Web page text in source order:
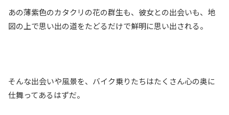
あの薄紫色のカタクリの花の群生も、彼女との出会いも、地
図の上で思い出の道をたどるだけで鮮明に思い出される。
そんな出会いや風景を、バイク乗りたちはたくさん心の奥に
仕舞ってあるはずだ。